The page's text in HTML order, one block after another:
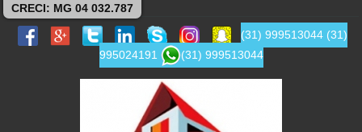
CRECI: MG 04 032.787
(31) 999513044 (31)
995024191
(31) 999513044